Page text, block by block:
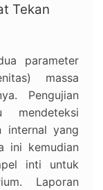
Tekan
parameter
massa
Pengujian
mendeteksi
internal yang
ini kemudian
inti untuk
Laporan